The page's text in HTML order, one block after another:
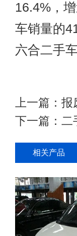
16.4%，
车销量的
六合二手
上一篇： 报
下一篇： 二
相关产品